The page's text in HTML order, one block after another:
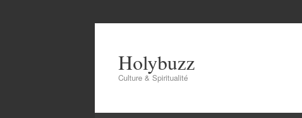
Holybuzz
Culture & Spiritualité